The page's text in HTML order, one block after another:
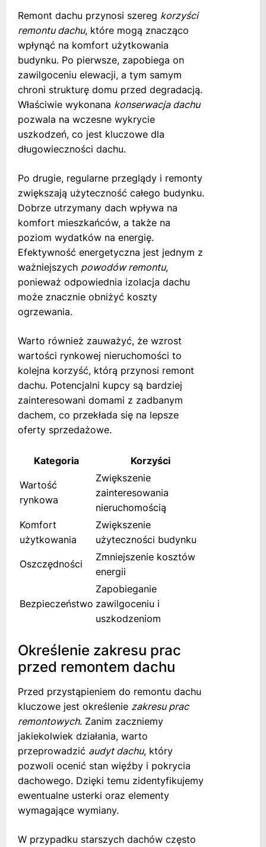
Remont dachu przynosi szereg korzyści
remontu dachu, które mogą znacząco
wpłynąć na komfort użytkowania
budynku. Po pierwsze, zapobiega on
zawilgoceniu elewacji, a tym samym
chroni strukturę domu przed degradacją.
Właściwie wykonana konserwacja dachu
pozwala na wczesne wykrycie
uszkodzeń, co jest kluczowe dla
długowieczności dachu.
Po drugie, regularne przeglądy i remonty
zwiększają użyteczność całego budynku.
Dobrze utrzymany dach wpływa na
komfort mieszkańców, a także na
poziom wydatków na energię.
Efektywność energetyczna jest jednym z
ważniejszych powodów remontu,
ponieważ odpowiednia izolacja dachu
może znacznie obniżyć koszty
ogrzewania.
Warto również zauważyć, że wzrost
wartości rynkowej nieruchomości to
kolejna korzyść, którą przynosi remont
dachu. Potencjalni kupcy są bardziej
zainteresowani domami z zadbanym
dachem, co przekłada się na lepsze
oferty sprzedażowe.
Kategoria Korzyści
Wartość
rynkowa
Zwiększenie
zainteresowania
nieruchomością
Komfort
użytkowania
Zwiększenie
użyteczności budynku
Oszczędności
Zmniejszenie kosztów
energii
Bezpieczeństwo
Zapobieganie
zawilgoceniu i
uszkodzeniom
Określenie zakresu prac
przed remontem dachu
Przed przystąpieniem do remontu dachu
kluczowe jest określenie zakresu prac
remontowych. Zanim zaczniemy
jakiekolwiek działania, warto
przeprowadzić audyt dachu, który
pozwoli ocenić stan więźby i pokrycia
dachowego. Dzięki temu zidentyfikujemy
ewentualne usterki oraz elementy
wymagające wymiany.
W przypadku starszych dachów często